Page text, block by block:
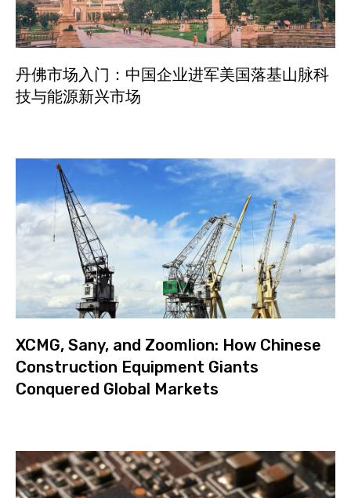
丹佛市场入门：中国企业进军美国落基山脉科
技与能源新兴市场
XCMG, Sany, and Zoomlion: How Chinese
Construction Equipment Giants
Conquered Global Markets